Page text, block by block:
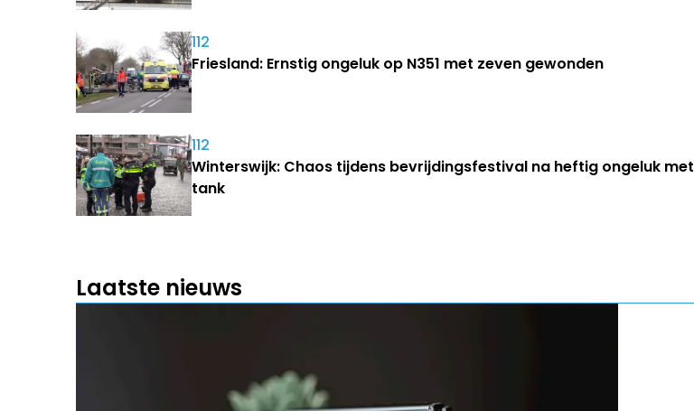
112
Friesland: Ernstig ongeluk op N351 met zeven gewonden
112
Winterswijk: Chaos tijdens bevrijdingsfestival na heftig ongeluk met
tank
Laatste nieuws